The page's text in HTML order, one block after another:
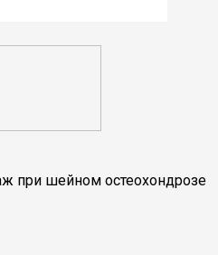
при шейном остеохондрозе